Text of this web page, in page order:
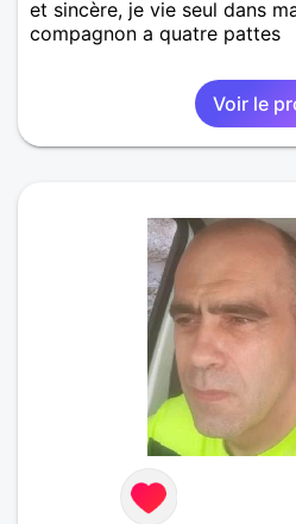
et sincère, je vie seul dans
compagnon a quatre pattes
Voir le